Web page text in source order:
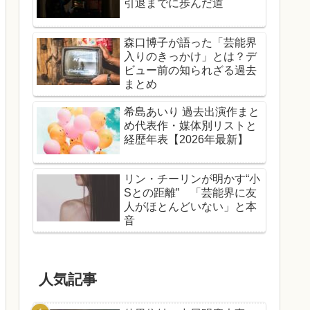
引退までに歩んだ道
森口博子が語った「芸能界
入りのきっかけ」とは？デ
ビュー前の知られざる過去
まとめ
希島あいり 過去出演作まと
め代表作・媒体別リストと
経歴年表【2026年最新】
リン・チーリンが明かす“小
Sとの距離” 「芸能界に友
人がほとんどいない」と本
音
人気記事